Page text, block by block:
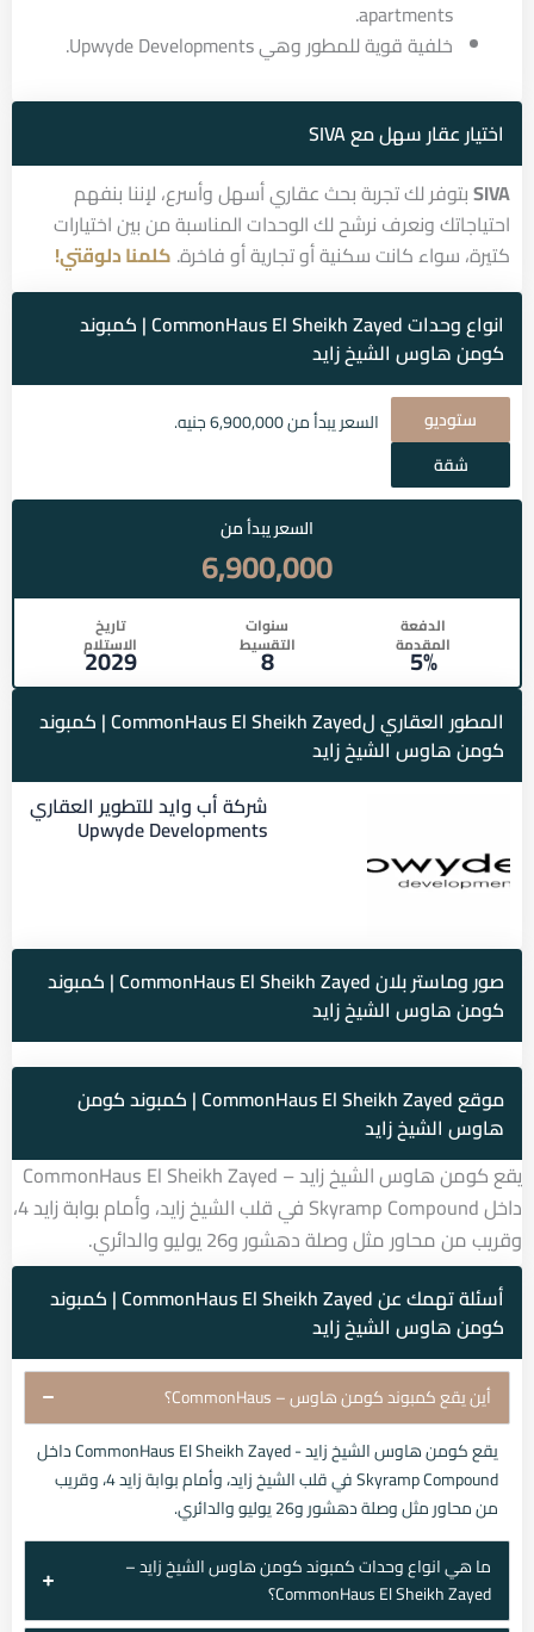
apartments.
خلفية قوية للمطور وهي Upwyde Developments.
اختيار عقار سهل مع SIVA
SIVAبتوفر لك تجربة بحث عقاري أسهل وأسرع، لإننا بنفهم
احتياجاتك ونعرف نرشح لك الوحدات المناسبة من بين اختيارات
كتيرة، سواء كانت سكنية أو تجارية أو فاخرة. كلمنا دلوقتي!
انواع وحدات CommonHaus El Sheikh Zayed | كمبوند
كومن هاوس الشيخ زايد
ستوديو
شقة
السعر يبدأ من 6,900,000 جنيه.
السعر يبدأ من
6,900,000
الدفعة
المقدمة
5%
سنوات
التقسيط
8
تاريخ
الاستلام
2029
المطور العقاري لCommonHaus El Sheikh Zayed | كمبوند
كومن هاوس الشيخ زايد
شركة أب وايد للتطوير العقاري
Upwyde Developments
صور وماستر بلان CommonHaus El Sheikh Zayed | كمبوند
كومن هاوس الشيخ زايد
موقع CommonHaus El Sheikh Zayed | كمبوند كومن
هاوس الشيخ زايد
يقع كومن هاوس الشيخ زايد – CommonHaus El Sheikh Zayed
داخل Skyramp Compound في قلب الشيخ زايد، وأمام بوابة زايد 4،
وقريب من محاور مثل وصلة دهشور و26 يوليو والدائري.
أسئلة تهمك عن CommonHaus El Sheikh Zayed | كمبوند
كومن هاوس الشيخ زايد
أين يقع كمبوند كومن هاوس – CommonHaus؟
يقع كومن هاوس الشيخ زايد - CommonHaus El Sheikh Zayed داخل
Skyramp Compound في قلب الشيخ زايد، وأمام بوابة زايد 4، وقريب
من محاور مثل وصلة دهشور و26 يوليو والدائري.
ما هي انواع وحدات كمبوند كومن هاوس الشيخ زايد –
CommonHaus El Sheikh Zayed؟